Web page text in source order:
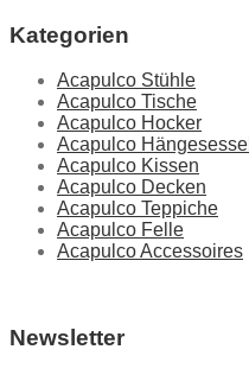
Kategorien
Acapulco Stühle
Acapulco Tische
Acapulco Hocker
Acapulco Hängesessel
Acapulco Kissen
Acapulco Decken
Acapulco Teppiche
Acapulco Felle
Acapulco Accessoires
Newsletter